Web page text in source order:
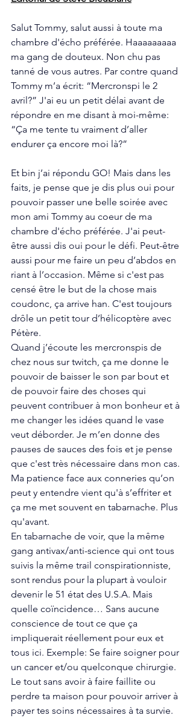
Salut Tommy, salut aussi à toute ma
chambre d'écho préférée. Haaaaaaaaa
ma gang de douteux. Non chu pas
tanné de vous autres. Par contre quand
Tommy m’a écrit: “Mercronspi le 2
avril?” J'ai eu un petit délai avant de
répondre en me disant à moi-même:
“Ça me tente tu vraiment d’aller
endurer ça encore moi là?”
Et bin j’ai répondu GO! Mais dans les
faits, je pense que je dis plus oui pour
pouvoir passer une belle soirée avec
mon ami Tommy au coeur de ma
chambre d'écho préférée. J'ai peut-
être aussi dis oui pour le défi. Peut-être
aussi pour me faire un peu d’abdos en
riant à l’occasion. Même si c'est pas
censé être le but de la chose mais
coudonc, ça arrive han. C'est toujours
drôle un petit tour d’hélicoptère avec
Pétère.
Quand j’écoute les mercronspis de
chez nous sur twitch, ça me donne le
pouvoir de baisser le son par bout et
de pouvoir faire des choses qui
peuvent contribuer à mon bonheur et à
me changer les idées quand le vase
veut déborder. Je m’en donne des
pauses de sauces des fois et je pense
que c'est très nécessaire dans mon cas.
Ma patience face aux conneries qu’on
peut y entendre vient qu'à s’effriter et
ça me met souvent en tabarnache. Plus
qu'avant.
En tabarnache de voir, que la même
gang antivax/anti-science qui ont tous
suivis la même trail conspirationniste,
sont rendus pour la plupart à vouloir
devenir le 51 état des U.S.A. Mais
quelle coïncidence… Sans aucune
conscience de tout ce que ça
impliquerait réellement pour eux et
tous ici. Exemple: Se faire soigner pour
un cancer et/ou quelconque chirurgie.
Le tout sans avoir à faire faillite ou
perdre ta maison pour pouvoir arriver à
payer tes soins nécessaires à ta survie.